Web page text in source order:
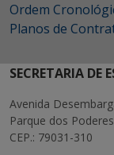
Ordem
Planos de
SECRETARIA DE
Avenida
Parque dos
CEP.: 79031-310